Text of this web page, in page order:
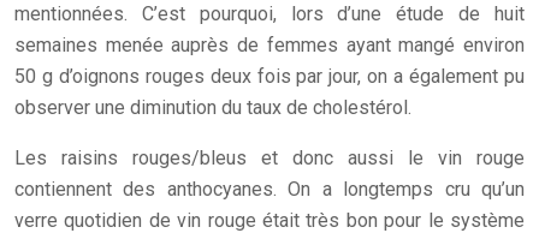
mentionnées. C’est pourquoi, lors d’une étude de huit
semaines menée auprès de femmes ayant mangé environ
50 g d’oignons rouges deux fois par jour, on a également pu
observer une diminution du taux de cholestérol.
Les raisins rouges/bleus et donc aussi le vin rouge
contiennent des anthocyanes. On a longtemps cru qu’un
verre quotidien de vin rouge était très bon pour le système